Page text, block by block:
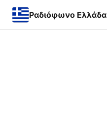
Ραδιόφωνο Ελλάδα